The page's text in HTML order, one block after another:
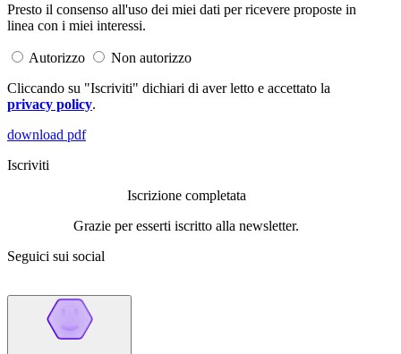
Presto il consenso all'uso dei miei dati per ricevere proposte in
linea con i miei interessi.
Autorizzo
Non autorizzo
Cliccando su "Iscriviti" dichiari di aver letto e accettato la
privacy policy.
download pdf
Iscriviti
Iscrizione completata
Grazie per esserti iscritto alla newsletter.
Seguici sui social